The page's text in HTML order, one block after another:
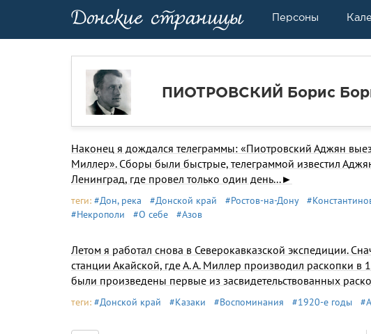
Персоны
ПИОТРОВСКИЙ Борис
Наконец я дождался теле­граммы: «Пиотровский Аджян
Мил­лер». Сборы были быстрые, телеграммой извес­тил
Ленинград, где провел только один день...►
теги: #Дон, река #Донской край #Ростов-на-Дону
#Некрополи
#О себе #Азов
Летом я работал снова в Северокавказской экспе­диции.
станции Акайской, где А. А. Миллер производил раскопки
были произведены первые из засвидетельствованных
теги: #Донской край #Казаки #Воспоминания #1920-е годы